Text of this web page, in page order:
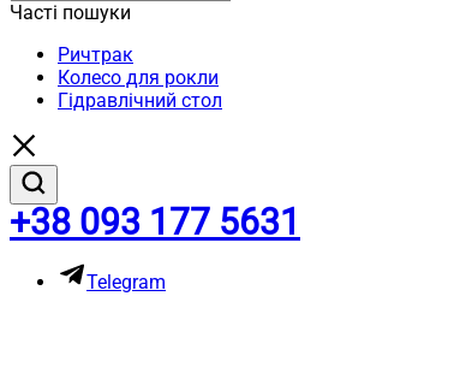
Часті пошуки
Ричтрак
Колесо для рокли
Гідравлічний стол
+38 093 177 5631
Telegram